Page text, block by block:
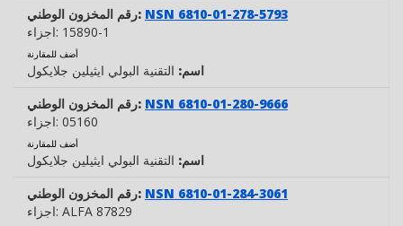
رقم المخزون الوطني: NSN 6810-01-278-5793
اجزاء: 15890-1
أضف للمقارنة
اسم: التقنية البولي ايثيلين جلايكول
رقم المخزون الوطني: NSN 6810-01-280-9666
اجزاء: 05160
أضف للمقارنة
اسم: التقنية البولي ايثيلين جلايكول
رقم المخزون الوطني: NSN 6810-01-284-3061
اجزاء: ALFA 87829